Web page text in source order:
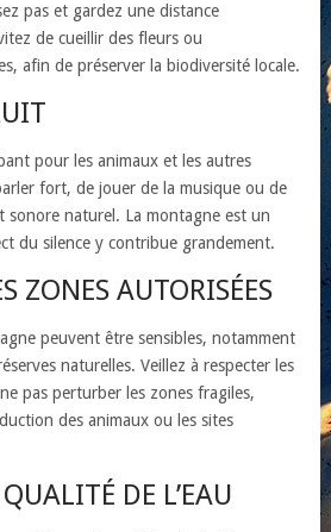
pas et gardez une distance
de cueillir des fleurs ou
afin de préserver la biodiversité locale.
pour les animaux et les autres
fort, de jouer de la musique ou de
sonore naturel. La montagne est un
du silence y contribue grandement.
ZONES AUTORISÉES
peuvent être sensibles, notamment
naturelles. Veillez à respecter les
pas perturber les zones fragiles,
des animaux ou les sites
DE L’EAU